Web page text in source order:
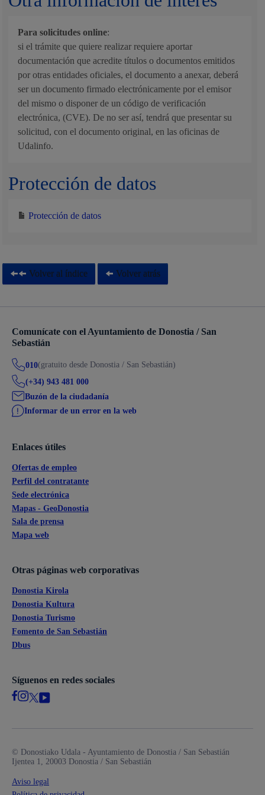
Para solicitudes online:
si el trámite que quiere realizar requiere aportar
documentación que acredite títulos o documentos emitidos
por otras entidades oficiales, el documento a anexar, deberá
ser un documento firmado electrónicamente por el emisor
del mismo o disponer de un código de verificación
electrónica, (CVE). De no ser así, tendrá que presentar su
solicitud, con el documento original, en las oficinas de
Udalinfo.
Protección de datos
Protección de datos
Volver al índice Volver atrás
Comunícate con el Ayuntamiento de Donostia / San
Sebastián
010(gratuito desde Donostia / San Sebastián)
(+34) 943 481 000
Buzón de la ciudadanía
Informar de un error en la web
Enlaces útiles
Ofertas de empleo
Perfil del contratante
Sede electrónica
Mapas - GeoDonostia
Sala de prensa
Mapa web
Otras páginas web corporativas
Donostia Kirola
Donostia Kultura
Donostia Turismo
Fomento de San Sebastián
Dbus
Síguenos en redes sociales
© Donostiako Udala - Ayuntamiento de Donostia / San Sebastián
Ijentea 1, 20003 Donostia / San Sebastián
Aviso legal